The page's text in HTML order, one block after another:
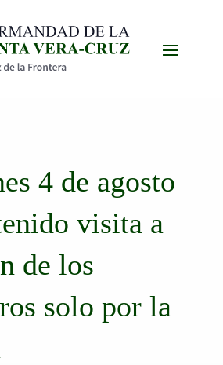
4 de agosto
visita a
de los
solo por la